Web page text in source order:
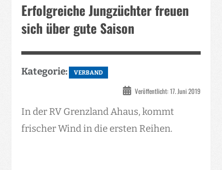
Medien
Jugendliche
Erfolgreiche Jungzüchter freuen
sich über gute Saison
Kategorie: VERBAND
Veröffentlicht: 17. Juni 2019
In der RV Grenzland Ahaus, kommt
frischer Wind in die ersten Reihen.